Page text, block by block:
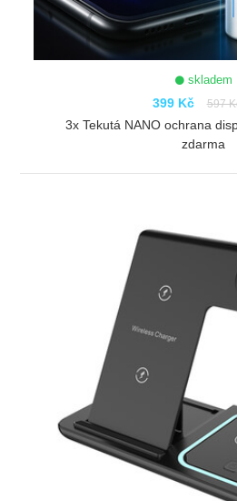
skladem
399 Kč 597
3x Tekutá NANO ochrana
zdarma